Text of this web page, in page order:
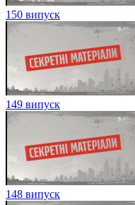
150 випуск
149 випуск
148 випуск